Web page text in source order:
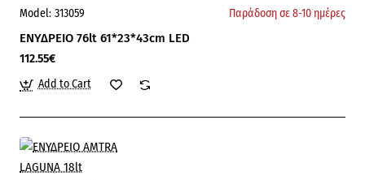
Model: 313059 Παράδοση σε 8-10 ημέρες
ΕΝΥΔΡΕΙΟ 76lt 61*23*43cm LED
112.55€
Add to Cart